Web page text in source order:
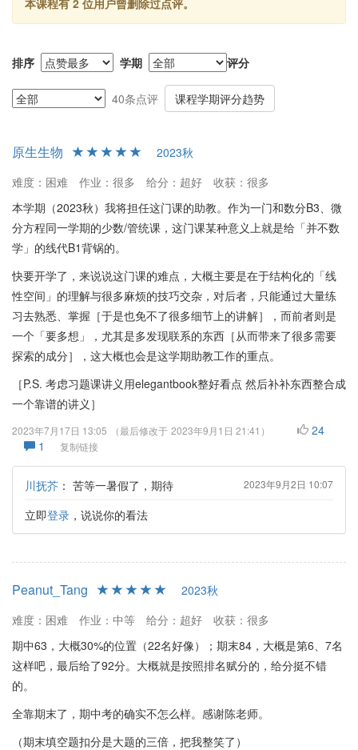
理解深度和掌握程度的评估，同时给予一定的宽松调整。
学生建议
尽管有学生认为课程体系有不合理之处，如B1内容不够充实导致B2
的学习较为紧张，甚至建议更改课程安排如将部分内容提前到B1。
此外，学生们建议在学习中重视对线性空间结构的理解和解决问题
《线性代数(B2)》课程，因其负责任的教学风格和对学生的关注，
让学生在挑战中获得成长。
排序 学期 评分
40条点评 课程学期评分趋势
原生生物
2023秋
难度：困难
作业：很多 给分：超好
收获：很多
本学期（2023秋）我将担任这门课的助教。作为一门和数分B3、微
分方程同一学期的少数/管统课，这门课某种意义上就是给「并不数
学」的线代B1背锅的。
快要开学了，来说说这门课的难点，大概主要是在于结构化的「线
性空间」的理解与很多麻烦的技巧交杂，对后者，只能通过大量练
习去熟悉、掌握［于是也免不了很多细节上的讲解］，而前者则是
一个「要多想」，尤其是多发现联系的东西［从而带来了很多需要
探索的成分］，这大概也会是这学期助教工作的重点。
［P.S. 考虑习题课讲义用elegantbook整好看点 然后补补东西整合成
一个靠谱的讲义］
2023年7月17日 13:05 （最后修改于 2023年9月1日 21:41 ）
24
1
复制链接
川抚芥 ： 苦等一暑假了，期待 2023年9月2日 10:07
立即登录 ，说说你的看法
Peanut_Tang
2023秋
难度：困难
作业：中等 给分：超好
收获：很多
期中63，大概30%的位置（22名好像）；期末84，大概是第6、7名
这样吧，最后给了92分。大概就是按照排名赋分的，给分挺不错
的。
全靠期末了，期中考的确实不怎么样。感谢陈老师。
（期末填空题扣分是大题的三倍，把我整笑了）